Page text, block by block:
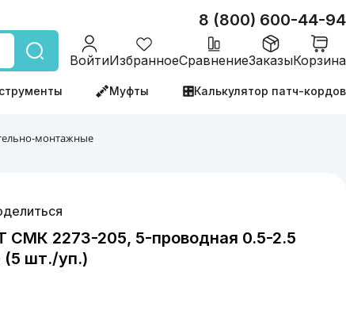
8 (800) 600-44-94
ВойтиИзбранноеСравнениеЗаказыКорзина
Муфты Калькулятор патч-кордов
монтажные
СМК 2273-205, 5-проводная 0.5-2.5
(5 шт./уп.)